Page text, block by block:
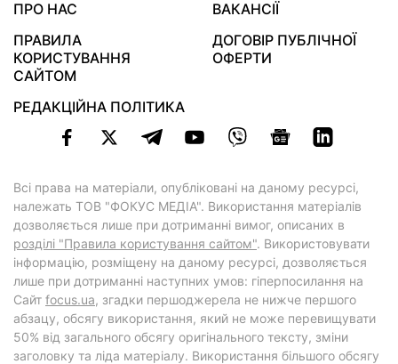
ПРО НАС
ВАКАНСІЇ
ПРАВИЛА
КОРИСТУВАННЯ
САЙТОМ
ДОГОВІР ПУБЛІЧНОЇ
ОФЕРТИ
РЕДАКЦІЙНА ПОЛІТИКА
Всі права на матеріали, опубліковані на даному ресурсі,
належать ТОВ "ФОКУС МЕДІА". Використання матеріалів
дозволяється лише при дотриманні вимог, описаних в
розділі "Правила користування сайтом". Використовувати
інформацію, розміщену на даному ресурсі, дозволяється
лише при дотриманні наступних умов: гіперпосилання на
Cайт focus.ua, згадки першоджерела не нижче першого
абзацу, обсягу використання, який не може перевищувати
50% від загального обсягу оригінального тексту, зміни
заголовку та ліда матеріалу. Використання більшого обсягу